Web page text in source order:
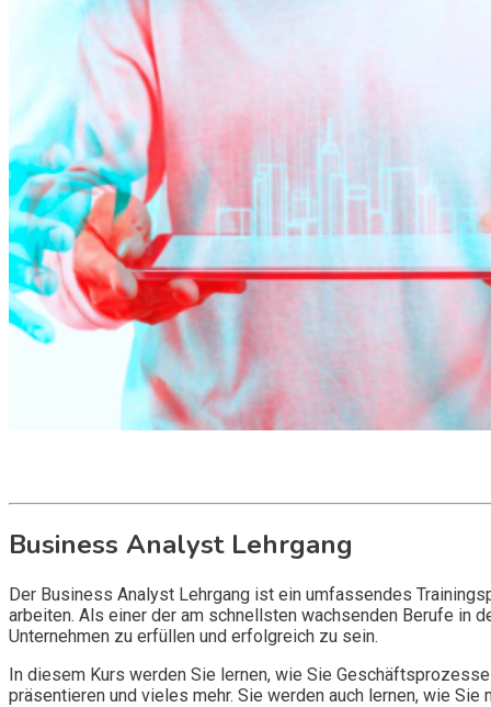
Business Analyst Lehrgang
Der Business Analyst Lehrgang ist ein umfassendes
arbeiten. Als einer der am schnellsten wachsenden Berufe in
Unternehmen zu erfüllen und erfolgreich zu sein.
In diesem Kurs werden Sie lernen, wie Sie
präsentieren und vieles mehr. Sie werden auch lernen, wie